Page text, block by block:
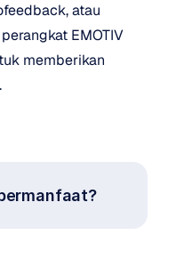
atau
EMOTIV
memberikan